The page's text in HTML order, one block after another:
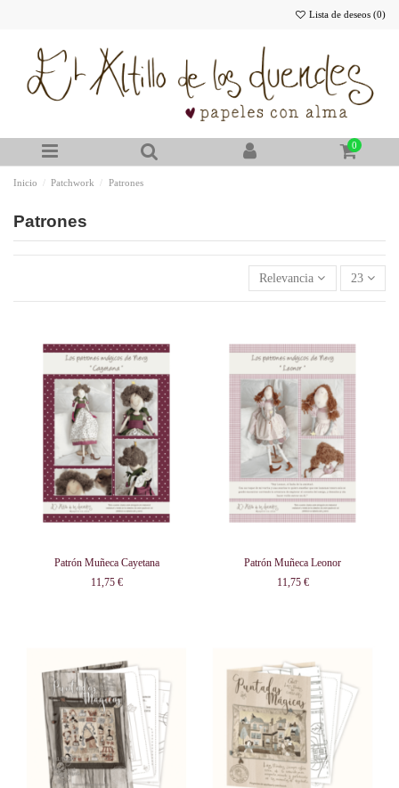
Lista de deseos (0)
0
Inicio Patchwork Patrones
Patrones
Relevancia 23
Patrón Muñeca Cayetana
11,75 €
Patrón Muñeca Leonor
11,75 €